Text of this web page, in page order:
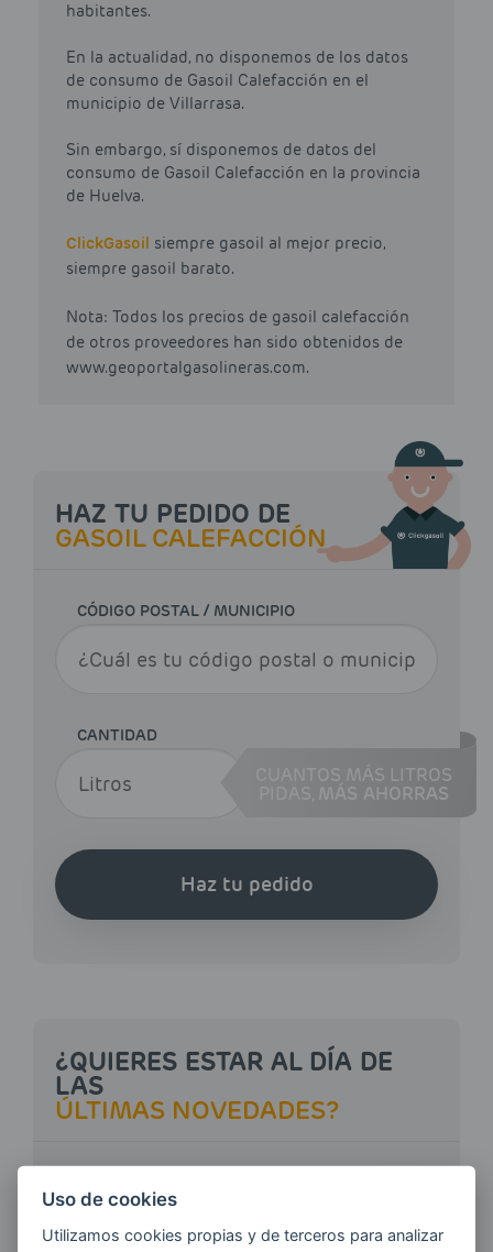
habitantes.
En la actualidad, no disponemos de los datos
de consumo de Gasoil Calefacción en el
municipio de Villarrasa.
Sin embargo, sí disponemos de datos del
consumo de Gasoil Calefacción en la provincia
de Huelva.
ClickGasoil siempre gasoil al mejor precio,
siempre gasoil barato.
Nota: Todos los precios de gasoil calefacción
de otros proveedores han sido obtenidos de
www.geoportalgasolineras.com.
HAZ TU PEDIDO DE
GASOIL CALEFACCIÓN
CÓDIGO POSTAL / MUNICIPIO
CANTIDAD
CUANTOS MÁS LITROS
MÁS AHORRAS
Haz tu pedido
¿QUIERES ESTAR AL DÍA DE
LAS
ÚLTIMAS NOVEDADES?
Uso de cookies
Utilizamos cookies propias y de terceros para analizar